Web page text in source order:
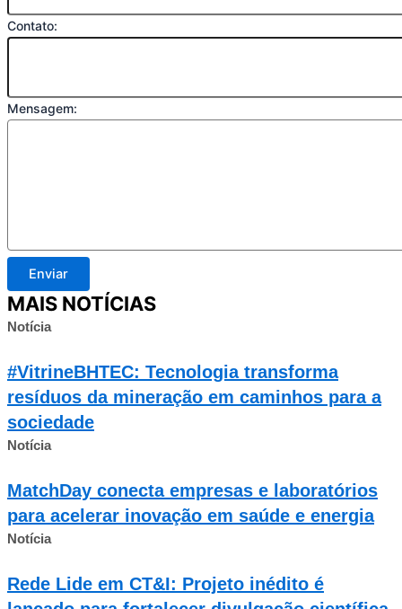
Contato:
Mensagem:
Enviar
MAIS NOTÍCIAS
Notícia
#VitrineBHTEC: Tecnologia transforma
resíduos da mineração em caminhos para a
sociedade
Notícia
MatchDay conecta empresas e laboratórios
para acelerar inovação em saúde e energia
Notícia
Rede Lide em CT&I: Projeto inédito é